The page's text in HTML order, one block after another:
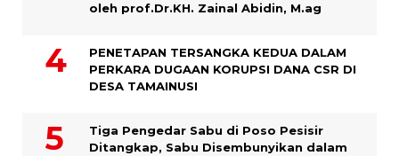
oleh prof.Dr.KH. Zainal Abidin, M.ag
PENETAPAN TERSANGKA KEDUA DALAM
PERKARA DUGAAN KORUPSI DANA CSR DI
DESA TAMAINUSI
Tiga Pengedar Sabu di Poso Pesisir
Ditangkap, Sabu Disembunyikan dalam